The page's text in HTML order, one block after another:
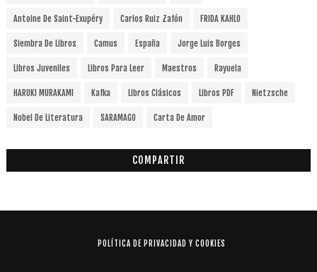
Antoine De Saint-Exupéry Carlos Ruiz Zafón FRIDA KAHLO
Siembra De Libros Camus España Jorge Luis Borges
Libros Juveniles Libros Para Leer Maestros Rayuela
HARUKI MURAKAMI Kafka Libros Clásicos Libros PDF Nietzsche
Nobel De Literatura SARAMAGO Carta De Amor
COMPARTIR
POLÍTICA DE PRIVACIDAD Y COOKIES